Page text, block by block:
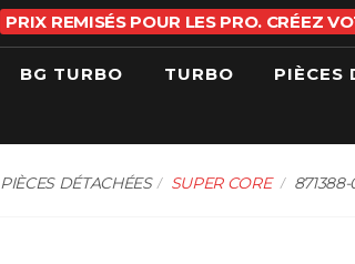
PRIX REMISÉS POUR LES PRO. CRÉEZ
BG TURBO TURBO PIÈCES
PIÈCES DÉTACHÉES SUPER CORE 871388-